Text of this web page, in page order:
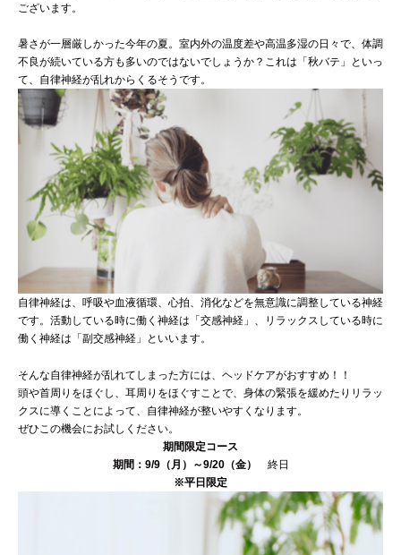
ございます。
暑さが一層厳しかった今年の夏。室内外の温度差や高温多湿の日々で、体調
不良が続いている方も多いのではないでしょうか？これは「秋バテ」といっ
て、自律神経が乱れからくるそうです。
自律神経は、呼吸や血液循環、心拍、消化などを無意識に調整している神経
です。活動している時に働く神経は「交感神経」、リラックスしている時に
働く神経は「副交感神経」といいます。
そんな自律神経が乱れてしまった方には、ヘッドケアがおすすめ！！
頭や首周りをほぐし、耳周りをほぐすことで、身体の緊張を緩めたりリラッ
クスに導くことによって、自律神経が整いやすくなります。
ぜひこの機会にお試しください。
期間限定コース
期間：9/9（月）～9/20（金） 終日
※平日限定